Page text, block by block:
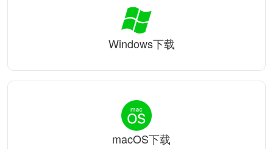
Windows下载
macOS下载